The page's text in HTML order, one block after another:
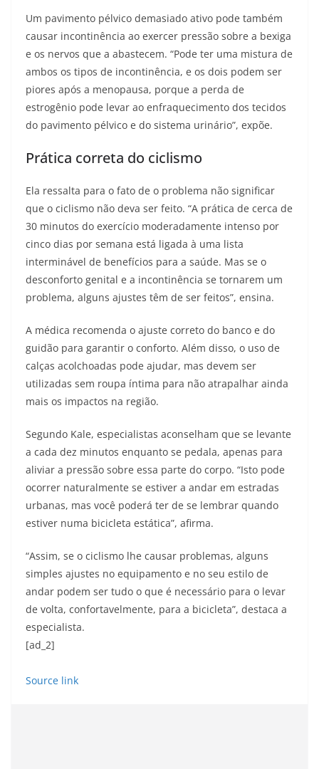
Um pavimento pélvico demasiado ativo pode também
causar incontinência ao exercer pressão sobre a bexiga
e os nervos que a abastecem. “Pode ter uma mistura de
ambos os tipos de incontinência, e os dois podem ser
piores após a menopausa, porque a perda de
estrogênio pode levar ao enfraquecimento dos tecidos
do pavimento pélvico e do sistema urinário”, expõe.
Prática correta do ciclismo
Ela ressalta para o fato de o problema não significar
que o ciclismo não deva ser feito. “A prática de cerca de
30 minutos do exercício moderadamente intenso por
cinco dias por semana está ligada à uma lista
interminável de benefícios para a saúde. Mas se o
desconforto genital e a incontinência se tornarem um
problema, alguns ajustes têm de ser feitos”, ensina.
A médica recomenda o ajuste correto do banco e do
guidão para garantir o conforto. Além disso, o uso de
calças acolchoadas pode ajudar, mas devem ser
utilizadas sem roupa íntima para não atrapalhar ainda
mais os impactos na região.
Segundo Kale, especialistas aconselham que se levante
a cada dez minutos enquanto se pedala, apenas para
aliviar a pressão sobre essa parte do corpo. “Isto pode
ocorrer naturalmente se estiver a andar em estradas
urbanas, mas você poderá ter de se lembrar quando
estiver numa bicicleta estática”, afirma.
“Assim, se o ciclismo lhe causar problemas, alguns
simples ajustes no equipamento e no seu estilo de
andar podem ser tudo o que é necessário para o levar
de volta, confortavelmente, para a bicicleta”, destaca a
especialista.
[ad_2]
Source link